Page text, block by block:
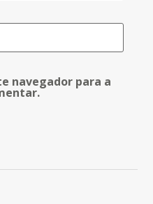
navegador para a